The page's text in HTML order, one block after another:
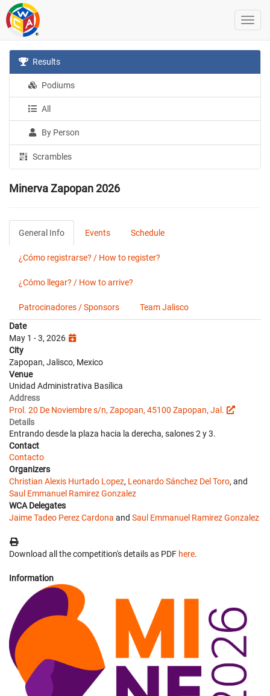
Results
Podiums
All
By Person
Scrambles
Minerva Zapopan 2026
General Info Events Schedule
¿Cómo registrarse? / How to register?
¿Cómo llegar? / How to arrive?
Patrocinadores / Sponsors
Team Jalisco
Date
May 1 - 3, 2026
City
Zapopan, Jalisco, Mexico
Venue
Unidad Administrativa Basílica
Address
Prol. 20 De Noviembre s/n, Zapopan, 45100 Zapopan, Jal.
Details
Entrando desde la plaza hacia la derecha, salones 2 y 3.
Contact
Contacto
Organizers
Christian Alexis Hurtado Lopez, Leonardo Sánchez Del Toro, and
Saul Emmanuel Ramirez Gonzalez
WCA Delegates
Jaime Tadeo Perez Cardona and Saul Emmanuel Ramirez Gonzalez
Download all the competition's details as PDF here.
Information